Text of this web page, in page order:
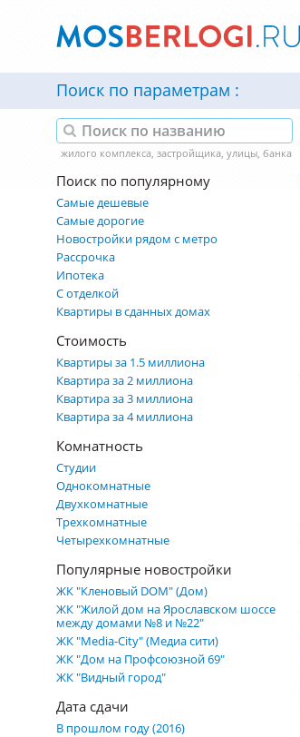
Поиск по параметрам
Поиск по популярному
Самые дешевые
Самые дорогие
Новостройки рядом с метро
Рассрочка
Ипотека
С отделкой
Квартиры в сданных домах
Стоимость
Квартиры за 1.5 миллиона
Квартира за 2 миллиона
Квартира за 3 миллиона
Квартира за 4 миллиона
Комнатность
Студии
Однокомнатные
Двухкомнатные
Трехкомнатные
Четырехкомнатные
Популярные новостройки
ЖК "Кленовый DOM" (Дом)
ЖК "Жилой дом на Ярославском шоссе
между домами №8 и №22"
ЖК "Media-City" (Медиа сити)
ЖК "Дом на Профсоюзной 69"
ЖК "Видный город"
Дата сдачи
В прошлом году (2016)